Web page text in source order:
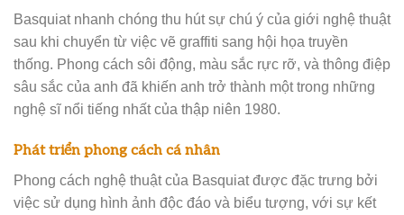
Basquiat nhanh chóng thu hút sự chú ý của giới nghệ thuật
sau khi chuyển từ việc vẽ graffiti sang hội họa truyền
thống. Phong cách sôi động, màu sắc rực rỡ, và thông điệp
sâu sắc của anh đã khiến anh trở thành một trong những
nghệ sĩ nổi tiếng nhất của thập niên 1980.
Phát triển phong cách cá nhân
Phong cách nghệ thuật của Basquiat được đặc trưng bởi
việc sử dụng hình ảnh độc đáo và biểu tượng, với sự kết